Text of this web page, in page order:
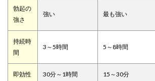
勃起の
強さ
強い 最も強い
持続時
間
3～5時間 5～8時間
即効性 30分～1時間 15～30分